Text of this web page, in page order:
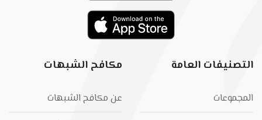
التصنيفات العامة
المجموعات
مكافح الشبهات
عن مكافح الشبهات